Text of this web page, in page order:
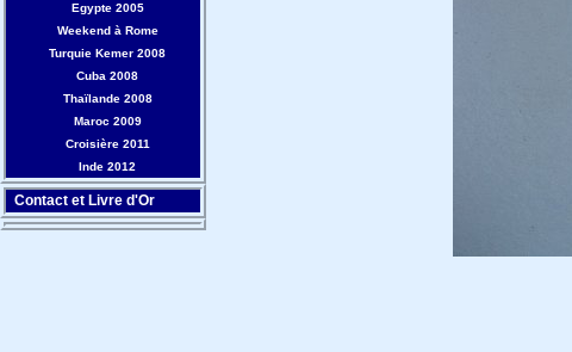
Egypte 2005
Weekend à Rome
Turquie Kemer 2008
Cuba 2008
Thaïlande 2008
Maroc 2009
Croisière 2011
Inde 2012
Contact et Livre d'Or